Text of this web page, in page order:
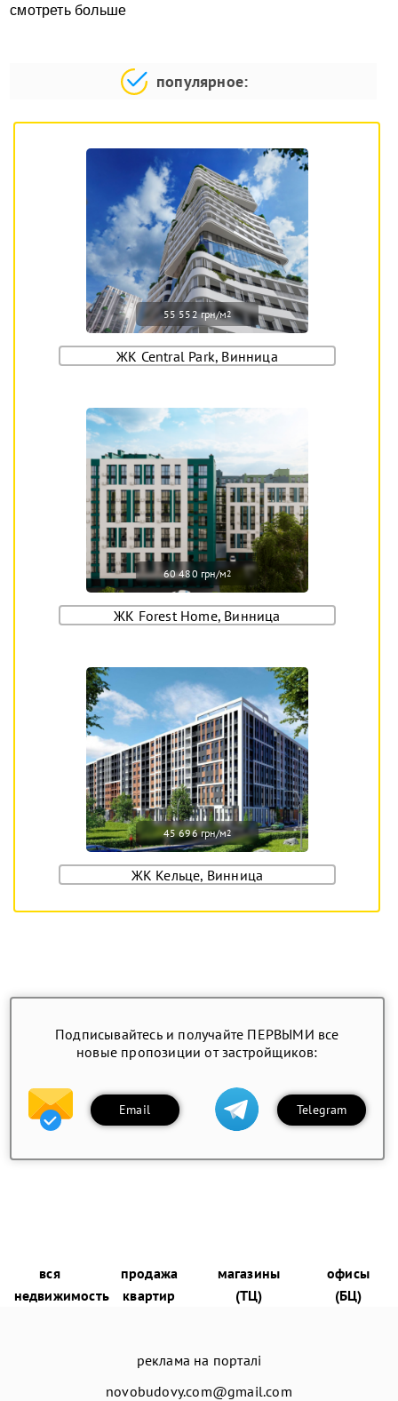
смотреть больше
популярное:
55 552 грн/м2
ЖК Central Park, Винница
60 480 грн/м2
ЖК Forest Home, Винница
45 696 грн/м2
ЖК Кельце, Винница
Подписывайтесь и получайте ПЕРВЫМИ все
новые пропозиции от застройщиков:
Email Telegram
вся
недвижимость
продажа
квартир
магазины
(ТЦ)
офисы
(БЦ)
реклама на порталі
novobudovy.com@gmail.com